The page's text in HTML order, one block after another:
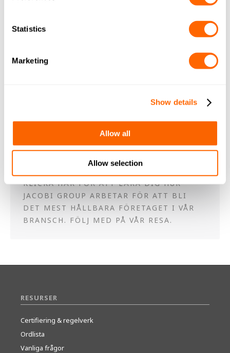
Statistics
Marketing
Show details
Allow all
Allow selection
MÄNNISKOR
(2)
(5)
VATTENBEHANDLING
(1)
KLICKA HÄR FÖR ATT LÄRA DIG HUR
JACOBI GROUP ARBETAR FÖR ATT BLI
DET MEST HÅLLBARA FÖRETAGET I VÅR
BRANSCH. FÖLJ MED PÅ VÅR RESA.
RESURSER
Certifiering & regelverk
Ordlista
Vanliga frågor